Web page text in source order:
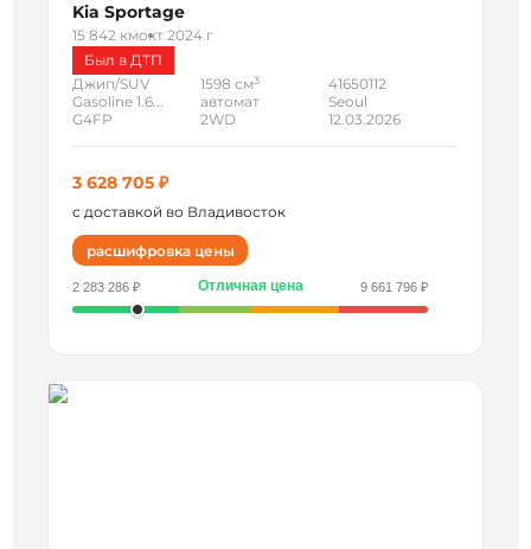
Kia Sportage
15 842 кмокт 2024 г
Был в ДТП
Джип/SUV
Gasoline 1.6...
G4FP
1598 см3
автомат
2WD
41650112
Seoul
12.03.2026
3 628 705 ₽
с доставкой во Владивосток
расшифровка цены
2 283 286 ₽ Отличная цена 9 661 796 ₽